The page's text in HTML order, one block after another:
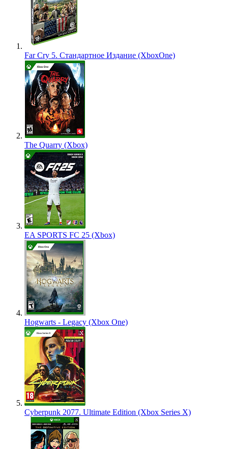
Far Cry 5. Стандартное Издание (XboxOne)
The Quarry (Xbox)
EA SPORTS FC 25 (Xbox)
Hogwarts - Legacy (Xbox One)
Cyberpunk 2077. Ultimate Edition (Xbox Series X)